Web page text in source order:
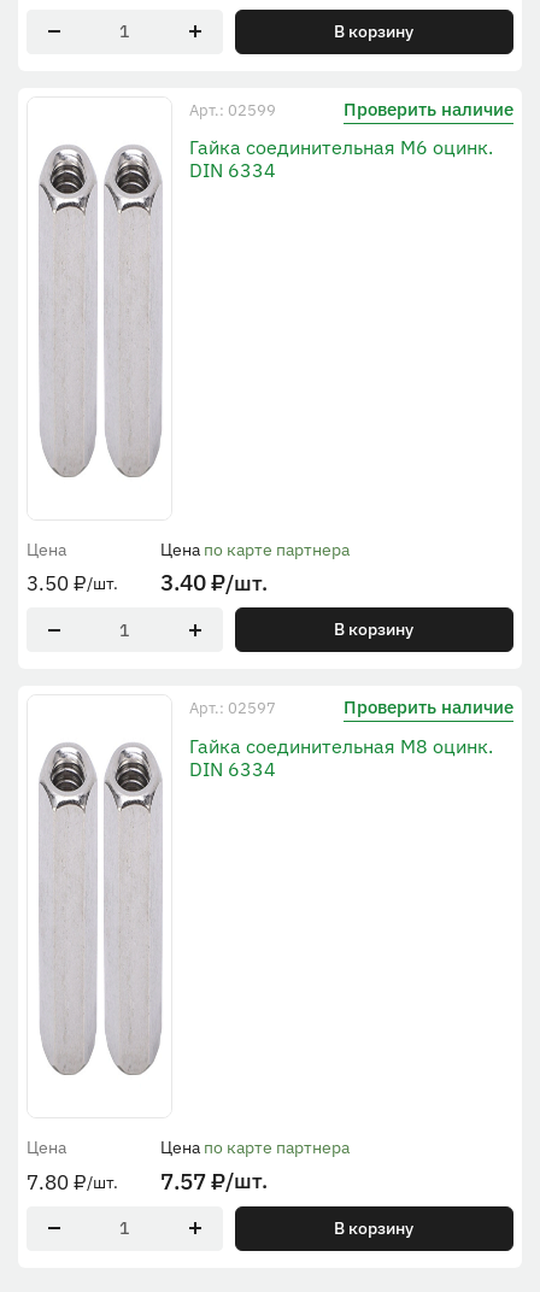
В корзину
Арт.: 02599 Проверить наличие
Гайка соединительная М6 оцинк.
DIN 6334
Цена
3.50₽/шт.
Цена по карте партнера
3.40₽/шт.
В корзину
Арт.: 02597 Проверить наличие
Гайка соединительная М8 оцинк.
DIN 6334
Цена
7.80₽/шт.
Цена по карте партнера
7.57₽/шт.
В корзину